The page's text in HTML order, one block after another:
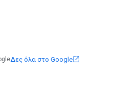
Δες όλα στο Google